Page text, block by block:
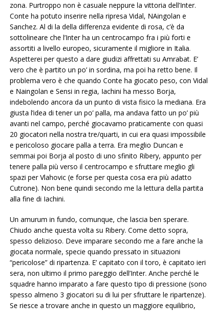
zona. Purtroppo non è casuale neppure la vittoria dell’Inter.
Conte ha potuto inserire nella ripresa Vidal, NAingolan e
Sanchez. Al di la della differenza evidente di rosa, c’è da
sottolineare che l’Inter ha un centrocampo fra i più forti e
assortiti a livello europeo, sicuramente il migliore in Italia.
Aspetterei per questo a dare giudizi affrettati su Amrabat. E’
vero che è partito un po’ in sordina, ma poi ha retto bene. Il
problema vero è che quando Conte ha giocato peso, con Vidal
e Naingolan e Sensi in regia, Iachini ha messo Borja,
indebolendo ancora da un punto di vista fisico la mediana. Era
giusta l’idea di tener un po’ palla, ma andava fatto un po’ più
avanti nel campo, perché giocavamo praticamente con quasi
20 giocatori nella nostra tre/quarti, in cui era quasi impossibile
e pericoloso giocare palla a terra. Era meglio Duncan e
semmai poi Borja al posto di uno sfinito Ribery, appunto per
tenere palla più verso il centrocampo e sfruttare meglio gli
spazi per Vlahovic (e forse per questa cosa era più adatto
Cutrone). Non bene quindi secondo me la lettura della partita
alla fine di Iachini.
Un amurum in fundo, comunque, che lascia ben sperare.
Chiudo anche questa volta su Ribery. Come detto sopra,
spesso delizioso. Deve imparare secondo me a fare anche la
giocata normale, specie quando pressato in situazioni
“pericolose” di ripartenza. E’ capitato con il toro, è capitato ieri
sera, non ultimo il primo pareggio dell’Inter. Anche perché le
squadre hanno imparato a fare questo tipo di pressione (sono
spesso almeno 3 giocatori su di lui per sfruttare le ripartenze).
Se riesce a trovare anche in questo un maggiore equilibrio,